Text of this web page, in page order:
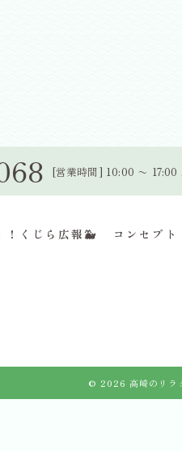
[営業時間] 10:00 〜
！くじら広報🐳 コンセプト
© 2026 高崎のリラ